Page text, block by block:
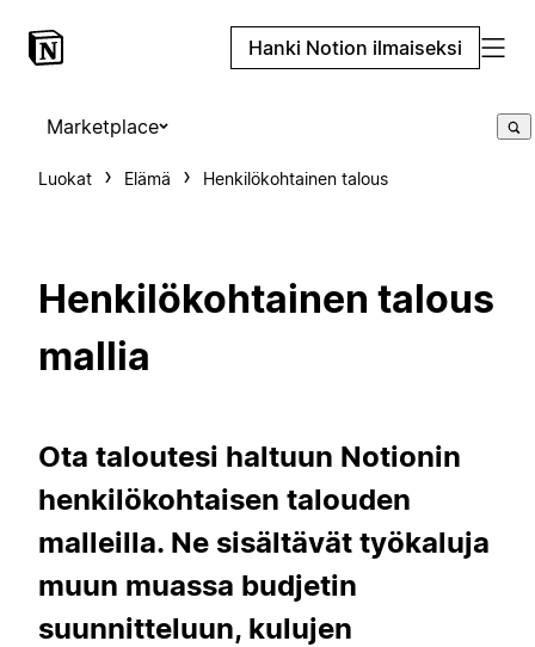
Hanki Notion ilmaiseksi
Marketplace
Luokat Elämä Henkilökohtainen talous
Henkilökohtainen talous
mallia
Ota taloutesi haltuun Notionin
henkilökohtaisen talouden
malleilla. Ne sisältävät työkaluja
muun muassa budjetin
suunnitteluun, kulujen